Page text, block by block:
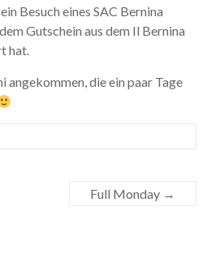
Besuch eines SAC Bernina
Gutschein aus dem Il Bernina
hat.
angekommen, die ein paar Tage
Full Monday →